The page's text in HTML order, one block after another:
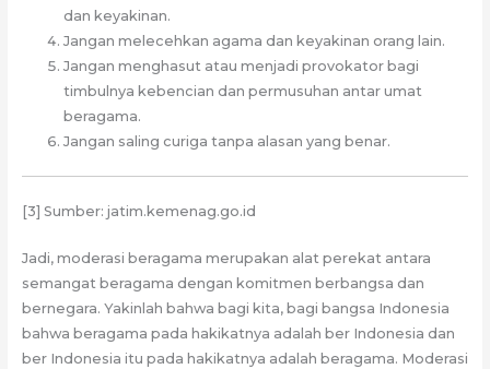
dan keyakinan.
Jangan melecehkan agama dan keyakinan orang lain.
Jangan menghasut atau menjadi provokator bagi
timbulnya kebencian dan permusuhan antar umat
beragama.
Jangan saling curiga tanpa alasan yang benar.
[3] Sumber: jatim.kemenag.go.id
Jadi, moderasi beragama merupakan alat perekat antara
semangat beragama dengan komitmen berbangsa dan
bernegara. Yakinlah bahwa bagi kita, bagi bangsa Indonesia
bahwa beragama pada hakikatnya adalah ber Indonesia dan
ber Indonesia itu pada hakikatnya adalah beragama. Moderasi